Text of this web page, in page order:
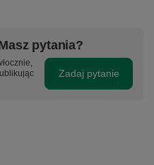
pytania?
Zadaj pytanie